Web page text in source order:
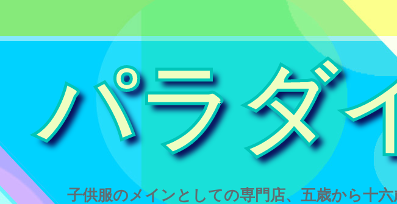
パラダ
子供服のメインとしての専門店、五歳から十